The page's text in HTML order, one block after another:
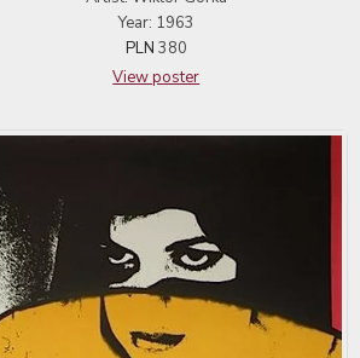
Year: 1963
PLN 380
View poster